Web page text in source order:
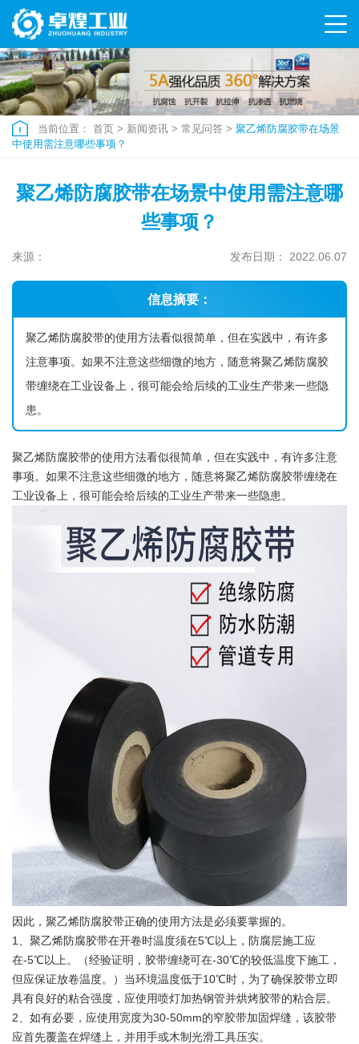
当前位置： 首页 > 新闻资讯 > 常见问答 > 聚乙烯防腐胶带在场景
中使用需注意哪些事项？
聚乙烯防腐胶带在场景中使用需注意哪
些事项？
来源： 发布日期： 2022.06.07
信息摘要：
聚乙烯防腐胶带的使用方法看似很简单，但在实践中，有许多
注意事项。如果不注意这些细微的地方，随意将聚乙烯防腐胶
带缠绕在工业设备上，很可能会给后续的工业生产带来一些隐
患。
聚乙烯防腐胶带的使用方法看似很简单，但在实践中，有许多注意
事项。如果不注意这些细微的地方，随意将聚乙烯防腐胶带缠绕在
工业设备上，很可能会给后续的工业生产带来一些隐患。
因此，聚乙烯防腐胶带正确的使用方法是必须要掌握的。
1、聚乙烯防腐胶带在开卷时温度须在5℃以上，防腐层施工应
在-5℃以上。（经验证明，胶带缠绕可在-30℃的较低温度下施工，
但应保证放卷温度。）当环境温度低于10℃时，为了确保胶带立即
具有良好的粘合强度，应使用喷灯加热钢管并烘烤胶带的粘合层。
2、如有必要，应使用宽度为30-50mm的窄胶带加固焊缝，该胶带
应首先覆盖在焊缝上，并用手或木制光滑工具压实。